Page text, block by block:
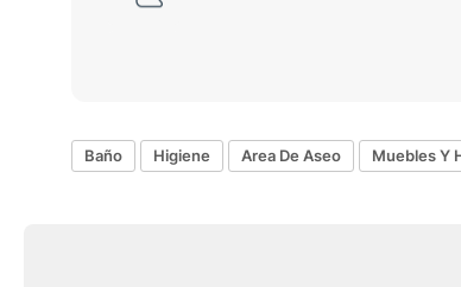
Baño Higiene Area De Aseo Muebles Y